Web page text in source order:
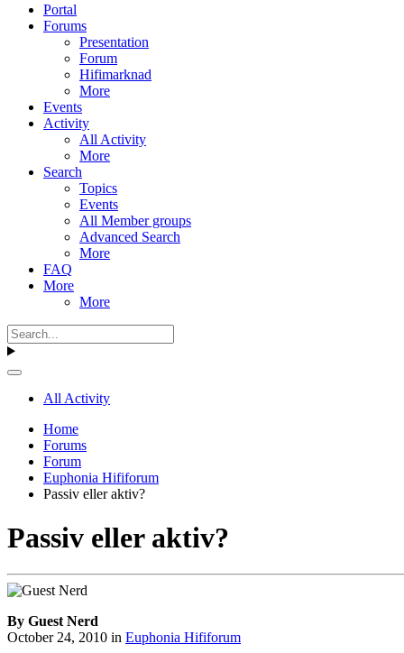
Portal
Forums
Presentation
Forum
Hifimarknad
More
Events
Activity
All Activity
More
Search
Topics
Events
All Member groups
Advanced Search
More
FAQ
More
More
All Activity
Home
Forums
Forum
Euphonia Hififorum
Passiv eller aktiv?
Passiv eller aktiv?
By Guest Nerd
October 24, 2010 in Euphonia Hififorum